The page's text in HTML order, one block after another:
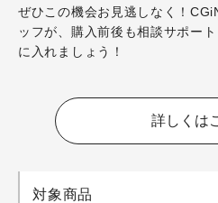
ぜひこの機会お見逃しなく！
ッフが、購入前後も相談サポー
に入れましょう！
詳しくは
対象商品